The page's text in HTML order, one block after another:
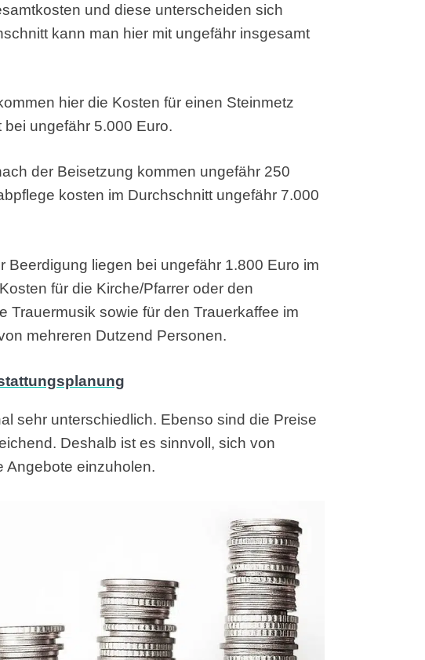
und diese unterscheiden sich
kann man hier mit ungefähr insgesamt
hier die Kosten für einen Steinmetz
ungefähr 5.000 Euro.
der Beisetzung kommen ungefähr 250
kosten im Durchschnitt ungefähr 7.000
Beerdigung liegen bei ungefähr 1.800 Euro im
für die Kirche/Pfarrer oder den
Trauermusik sowie für den Trauerkaffee im
mehreren Dutzend Personen.
sehr unterschiedlich. Ebenso sind die Preise
Deshalb ist es sinnvoll, sich von
Angebote einzuholen.